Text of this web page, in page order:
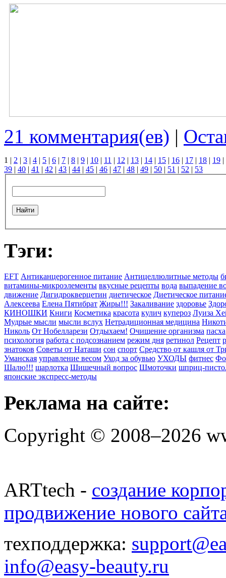
21 комментария(ев) |
1 | 2 | 3 | 4 | 5 | 6 | 7 | 8 | 9 | 10 | 11 | 12 | 13 | 14 | 15 | 16 | 17 | 18 | 19 |
39 | 40 | 41 | 42 | 43 | 44 | 45 | 46 | 47 | 48 | 49 | 50 | 51 | 52 | 53
Тэги:
EFT Антиканцерогенное питание Антицеллюлитные методы
витамины-микроэлементы вкусные рецепты вода выпадение
движение Дигидрокверцетин диетическое Диетическое
Алексеева Елена Пятибрат Жиры!!! Закаливание здоровье
КИНОШКИ Книги Косметика красота кулич купероз Луиза
Мудрые мысли мысли вслух Нетрадиционная медицина
Николь От Нобелларези Отдыхаем! Очищение организма пасха
психология работа с подсознанием режим дня ретинол Рецепт
знатоков Советы от Наташи сон спорт Средство от кашля от
Уманская управление весом Уход за обувью УХОДЫ фитнес
Шалю!!! шарлотка Шишечный вопрос Шмоточки шприц-
японские экспресс-методы
Реклама на сайте:
Copyright © 2008–2026
ARTtech - создание
продвижение нового
техподдержка:
info@easy-beauty.ru